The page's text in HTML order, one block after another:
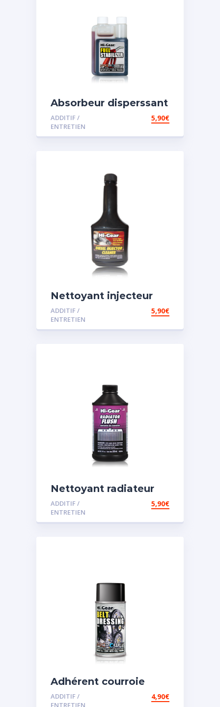
Absorbeur disperssant
d’eau pour carburant
ADDITIF /
ENTRETIEN
5,90€
Nettoyant injecteur
diesel
ADDITIF /
ENTRETIEN
5,90€
Nettoyant radiateur
ADDITIF /
ENTRETIEN
5,90€
Adhérent courroie
ADDITIF /
ENTRETIEN
4,90€